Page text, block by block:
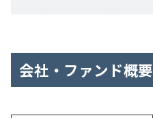
会社・ファンド概要